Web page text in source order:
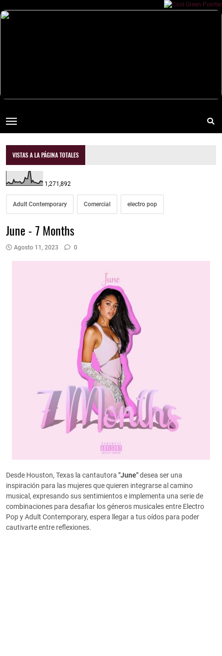
VISTAS A LA PÁGINA TOTALES
1,271,892
Adult Contemporary Comercial electro pop
June - 7 Months
Agosto 11, 2023 0
Desde Houston, Texas la cantautora "June"desea ser una
inspiración para las mujeres que quieren integrarse al camino
musical, expresando sus sentimientos e implementa una serie de
combinaciones para desafiar los géneros musicales entre Electro
Pop y Adult Contemporary, espera llegar a tus oídos para poder
cautivarte entre reflexiones.